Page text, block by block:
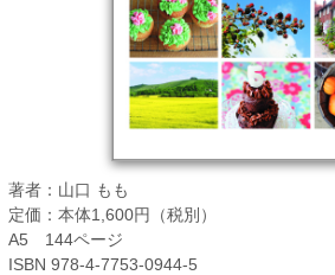
著者：山口 もも
定価：本体1,600円（税別）
A5 144ページ
ISBN 978-4-7753-0944-5